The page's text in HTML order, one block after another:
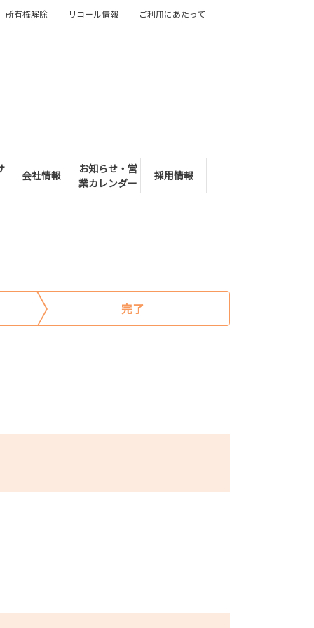
会社情報
お知らせ・営
業カレンダー
採用情報
所有権解除 リコール情報 ご利用にあたって
完了